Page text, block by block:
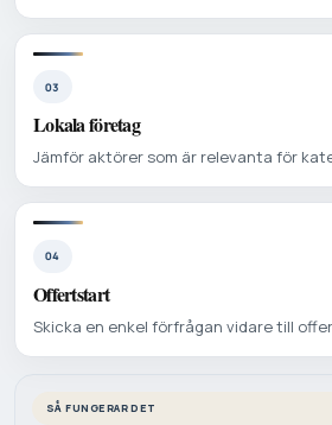
03
Lokala företag
Jämför aktörer som är relevanta för
04
Offertstart
Skicka en enkel förfrågan vidare till
SÅ FUNGERAR DET